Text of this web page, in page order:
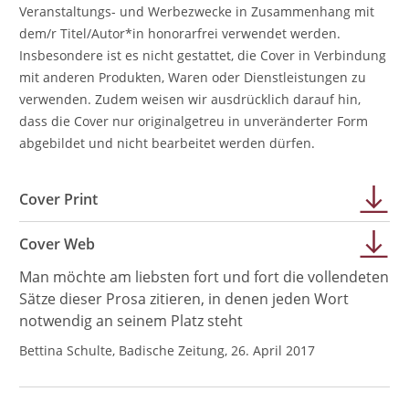
Veranstaltungs- und Werbezwecke in Zusammenhang mit
dem/r Titel/Autor*in honorarfrei verwendet werden.
Insbesondere ist es nicht gestattet, die Cover in Verbindung
mit anderen Produkten, Waren oder Dienstleistungen zu
verwenden. Zudem weisen wir ausdrücklich darauf hin,
dass die Cover nur originalgetreu in unveränderter Form
abgebildet und nicht bearbeitet werden dürfen.
Cover Print
Cover Web
Man möchte am liebsten fort und fort die vollendeten
Sätze dieser Prosa zitieren, in denen jeden Wort
notwendig an seinem Platz steht
Bettina Schulte, Badische Zeitung, 26. April 2017